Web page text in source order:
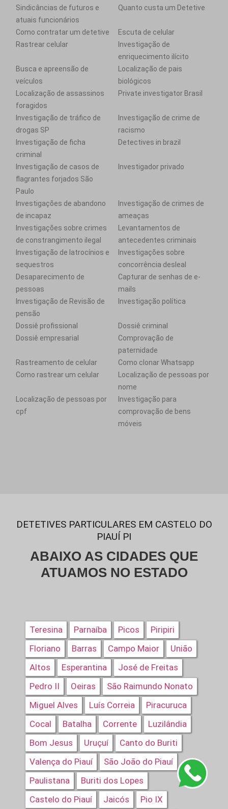
Sindicâncias de futuros e
atuais funcionários
Quanto custa um Detetive
Como contratar um detetive
Escuta de celular
Rastrear celular
Investigação de
enriquecimento ilícito
Busca e apreensão de
veículos
Localização de pais
biológicos
Localização de assassinos
foragidos
Private investigator Brasil
Investigação de tráfico de
drogas SP
Investigação de crime de
racismo
Investigação de ficha
criminal
Detectives in brazil
Investigação de casos de
flagrantes forjados São
Paulo
Investigador privado
Investigações de abandono
de incapaz
Investigação de crimes de
ameaças
Investigações sobre crimes
de constrangimento ilegal
Levantamentos de
antecedentes criminais
Investigação de latrocínios e
sequestros
Investigações sobre
concorrência desleal
Desaparecimento de
pessoas
Capturar de senhas de e-
mails
Investigação de Revisão de
pensão
Investigação política
Dossiê profissional
Dossiê criminal
Dossiê empresarial
Comprovação de
paternidade
Rastreamento de celular
Como clonar Whatsapp
Como rastrear um celular
Localização de pessoas por
nome
Localização de pessoas por
cpf
Investigação para
comprovação de bens
móveis
DETETIVES PARTICULARES EM CASTELO DO
PIAUÍ PI
ABAIXO AS CIDADES QUE
ATUAMOS NO ESTADO
Teresina Parnaíba Picos
Piripiri
Floriano
Barras Campo Maior
União
Altos
Esperantina
José de Freitas
Pedro II
Oeiras
São Raimundo Nonato
Miguel Alves
Luís Correia
Piracuruca
Cocal
Batalha Corrente
Luzilândia
Bom Jesus
Uruçuí
Canto do Buriti
Valença do Piauí
São João do Piauí
Paulistana
Buriti dos Lopes
Castelo do Piauí
Jaicós Pio IX